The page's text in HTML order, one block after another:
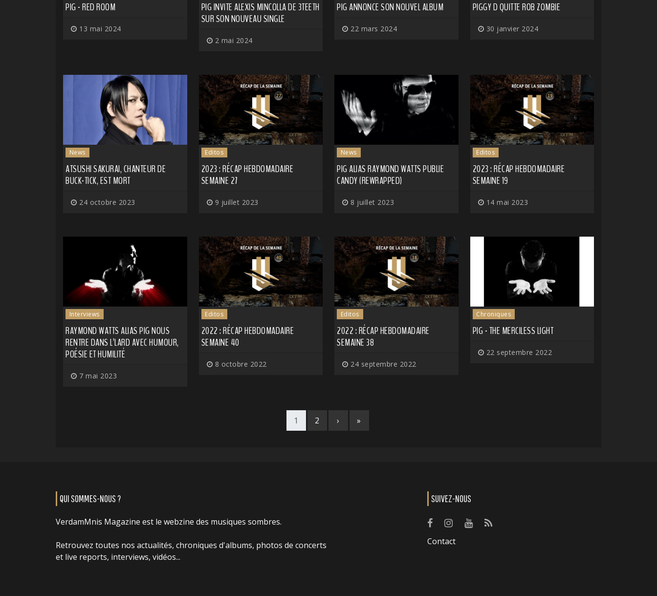
PIG - RED ROOM
13 mai 2024
PIG INVITE ALEXIS MINCOLLA DE 3TEETH
SUR SON NOUVEAU SINGLE
2 mai 2024
PIG ANNONCE SON NOUVEL ALBUM
22 mars 2024
PIGGY D QUITTE ROB ZOMBIE
30 janvier 2024
News
ATSUSHI SAKURAI, CHANTEUR DE
BUCK-TICK, EST MORT
24 octobre 2023
Editos
2023 : RÉCAP HEBDOMADAIRE
SEMAINE 27
9 juillet 2023
News
PIG ALIAS RAYMOND WATTS PUBLIE
CANDY (REWRAPPED)
8 juillet 2023
Editos
2023 : RÉCAP HEBDOMADAIRE
SEMAINE 19
14 mai 2023
Interviews
RAYMOND WATTS ALIAS PIG NOUS
RENTRE DANS L’LARD AVEC HUMOUR,
POÉSIE ET HUMILITÉ
7 mai 2023
Editos
2022 : RÉCAP HEBDOMADAIRE
SEMAINE 40
8 octobre 2022
Editos
2022 : RÉCAP HEBDOMADAIRE
SEMAINE 38
24 septembre 2022
Chroniques
PIG - THE MERCILESS LIGHT
22 septembre 2022
1 2 › »
QUI SOMMES-NOUS ?
VerdamMnis Magazine est le webzine des musiques sombres.
Retrouvez toutes nos actualités, chroniques d'albums, photos de concerts
et live reports, interviews, vidéos...
SUIVEZ-NOUS
Contact